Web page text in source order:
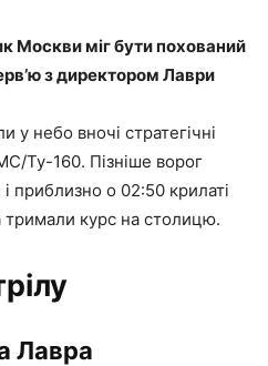
Москви міг бути похований
з директором Лаври
у небо вночі стратегічні
Ту-160. Пізніше ворог
приблизно о 02:50 крилаті
тримали курс на столицю.
Лавра